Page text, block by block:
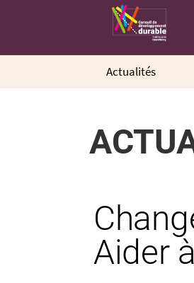
Gestion de vos préférences sur les
Actualités
Aider